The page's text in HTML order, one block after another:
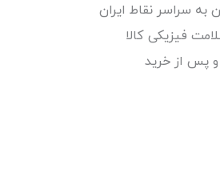
به سراسر نقاط ایران
فیزیکی کالا
و پس از خرید